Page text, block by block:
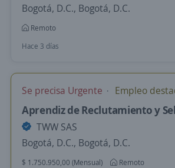
Bogotá, D.C., Bogotá, D.C.
Remoto
Hace 3 días
Se precisa Urgente Empleo
Aprendiz de Reclutamiento y
TWW SAS
Bogotá, D.C., Bogotá, D.C.
$ 1.750.950,00 (Mensual)
Remoto